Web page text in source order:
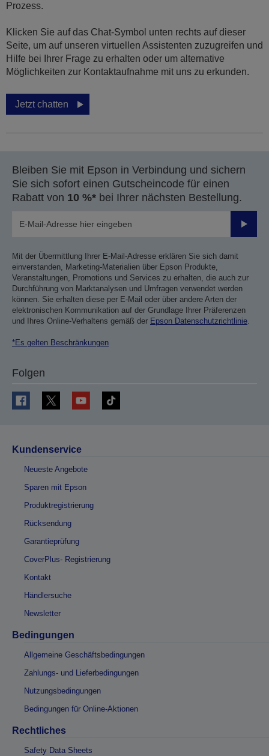
Prozess.
Klicken Sie auf das Chat-Symbol unten rechts auf dieser
Seite, um auf unseren virtuellen Assistenten zuzugreifen und
Hilfe bei Ihrer Frage zu erhalten oder um alternative
Möglichkeiten zur Kontaktaufnahme mit uns zu erkunden.
Jetzt chatten
Bleiben Sie mit Epson in Verbindung und sichern
Sie sich sofort einen Gutscheincode für einen
Rabatt von 10 %* bei Ihrer nächsten Bestellung.
Mit der Übermittlung Ihrer E-Mail-Adresse erklären Sie sich damit
einverstanden, Marketing-Materialien über Epson Produkte,
Veranstaltungen, Promotions und Services zu erhalten, die auch zur
Durchführung von Marktanalysen und Umfragen verwendet werden
können. Sie erhalten diese per E-Mail oder über andere Arten der
elektronischen Kommunikation auf der Grundlage Ihrer Präferenzen
und Ihres Online-Verhaltens gemäß der Epson Datenschutzrichtlinie.
*Es gelten Beschränkungen
Folgen
Kundenservice
Neueste Angebote
Sparen mit Epson
Produktregistrierung
Rücksendung
Garantieprüfung
CoverPlus- Registrierung
Kontakt
Händlersuche
Newsletter
Bedingungen
Allgemeine Geschäftsbedingungen
Zahlungs- und Lieferbedingungen
Nutzungsbedingungen
Bedingungen für Online-Aktionen
Rechtliches
Safety Data Sheets